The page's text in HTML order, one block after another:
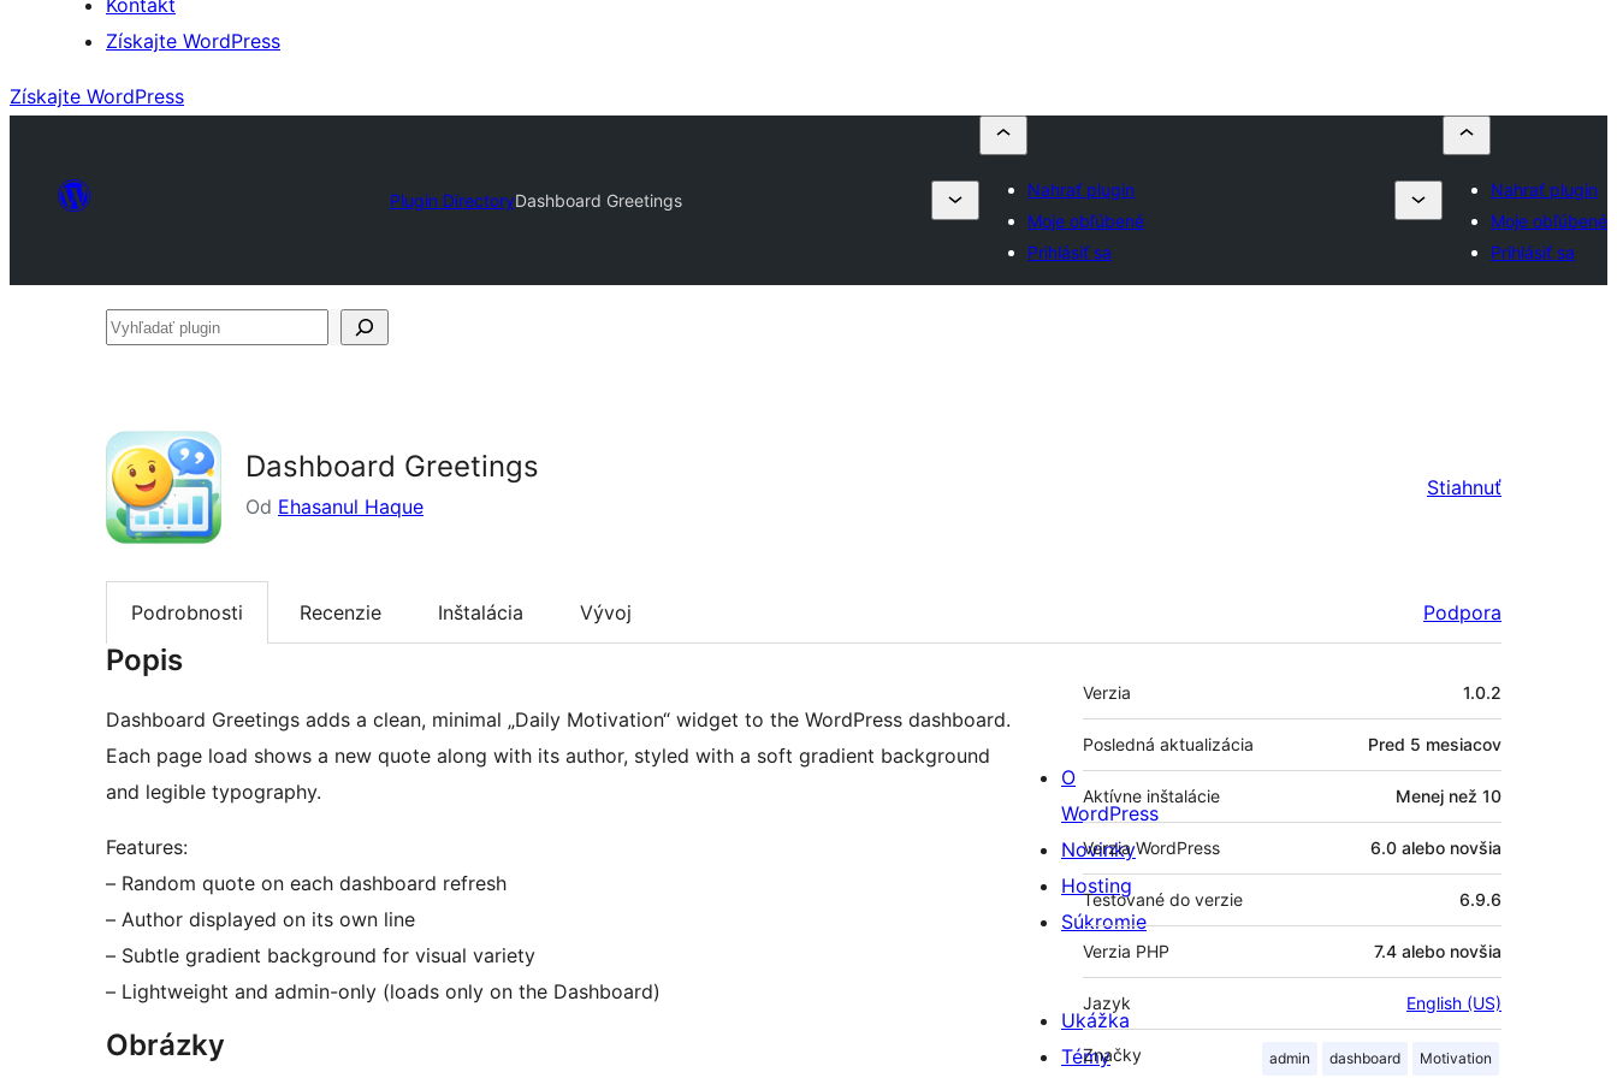
Kontakt
Získajte WordPress
Získajte WordPress
Plugin DirectoryDashboard Greetings
Nahrať plugin
Moje obľúbené
Prihlásiť sa
Nahrať plugin
Moje obľúbené
Prihlásiť sa
Vyhľadať
Dashboard Greetings
Od Ehasanul Haque
Stiahnuť
Podrobnosti Recenzie Inštalácia Vývoj Podpora
Popis
Dashboard Greetings adds a clean, minimal „Daily Motivation“ widget to the WordPress dashboard.
Each page load shows a new quote along with its author, styled with a soft gradient background
and legible typography.
Features:
– Random quote on each dashboard refresh
– Author displayed on its own line
– Subtle gradient background for visual variety
– Lightweight and admin-only (loads only on the Dashboard)
Obrázky
Meta
Verzia 1.0.2
Posledná aktualizácia Pred 5 mesiacov
Aktívne inštalácie Menej než 10
Verzia WordPress 6.0 alebo novšia
Testované do verzie 6.9.6
Verzia PHP 7.4 alebo novšia
Jazyk English (US)
Značky admin dashboard Motivation
O
WordPress
Novinky
Hosting
Súkromie
Ukážka
Témy